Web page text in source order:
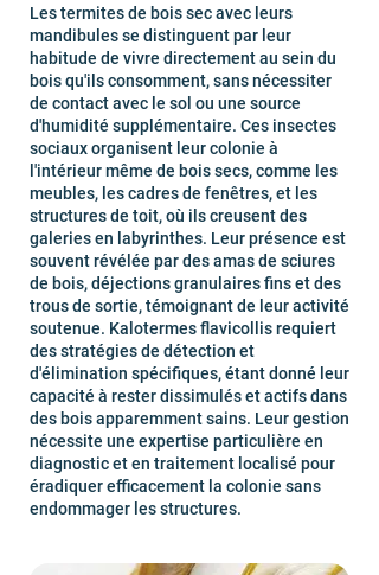
Les termites de bois sec avec leurs
mandibules se distinguent par leur
habitude de vivre directement au sein du
bois qu'ils consomment, sans nécessiter
de contact avec le sol ou une source
d'humidité supplémentaire. Ces insectes
sociaux organisent leur colonie à
l'intérieur même de bois secs, comme les
meubles, les cadres de fenêtres, et les
structures de toit, où ils creusent des
galeries en labyrinthes. Leur présence est
souvent révélée par des amas de sciures
de bois, déjections granulaires fins et des
trous de sortie, témoignant de leur activité
soutenue. Kalotermes flavicollis requiert
des stratégies de détection et
d'élimination spécifiques, étant donné leur
capacité à rester dissimulés et actifs dans
des bois apparemment sains. Leur gestion
nécessite une expertise particulière en
diagnostic et en traitement localisé pour
éradiquer efficacement la colonie sans
endommager les structures.